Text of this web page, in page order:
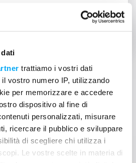
trattiamo i vostri dati
vostro numero IP, utilizzando
per memorizzare e accedere
dispositivo al fine di
personalizzati, misurare
ricercare il pubblico e sviluppare
di scegliere chi utilizza i
Le vostre scelte in materia di
to your